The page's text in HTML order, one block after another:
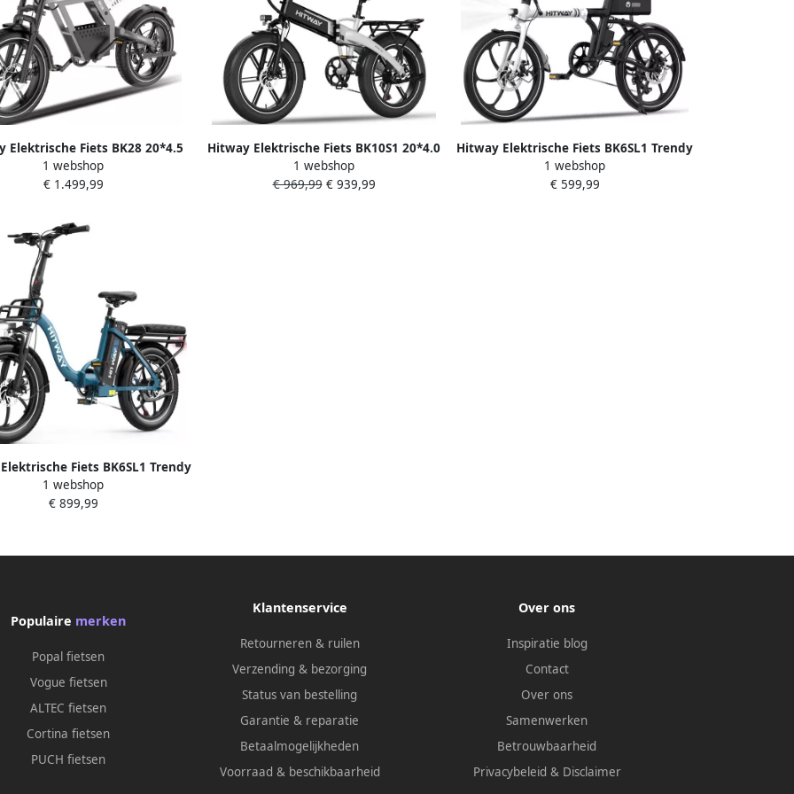
Elektrische Fiets BK28 20*4.5
Tire City Commuter EBike met
48V 25 Ah Lithium Batterij
APP Bediening
1 webshop
€ 1.499,99
Hitway Elektrische Fiets BK10S1 20*4.0
Inch Fat Tire City Commuter EBike met
Afneembare 48V 13Ah Lithium Batterij
1 webshop
€ 969,99€ 939,99
Hitway Elektrische Fiets BK6SL1 Trendy
20*3.0 Inch Fat Tire City Commuter
EBike met Afneembare 36V 15.6 Ah
1 webshop
€ 599,99
Fiets BK6SL1 Trendy
Inch Fat Tire City Commuter
met Afneembare 36V 15.6 Ah
IP54 Waterdicht
1 webshop
€ 899,99
Populaire merken
Popal fietsen
Vogue fietsen
ALTEC fietsen
Cortina fietsen
PUCH fietsen
Klantenservice
Retourneren & ruilen
Verzending & bezorging
Status van bestelling
Garantie & reparatie
Betaalmogelijkheden
Voorraad & beschikbaarheid
Over ons
Inspiratie blog
Contact
Over ons
Samenwerken
Betrouwbaarheid
Privacybeleid & Disclaimer